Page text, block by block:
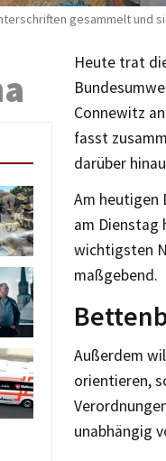
gesammelt und
Heute trat
Connewitz
fasst
darüber
Am heutigen
am Dienstag
wichtigsten
maßgebend.
Außerdem
orientieren,
unabhängig